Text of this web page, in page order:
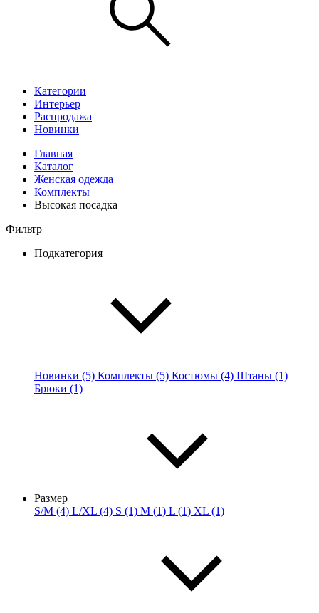
Категории
Интерьер
Распродажа
Новинки
Главная
Каталог
Женская одежда
Комплекты
Высокая посадка
Фильтр
Подкатегория
Новинки (5) Комплекты (5) Костюмы (4) Штаны (1)
Брюки (1)
Размер
S/M (4) L/XL (4) S (1) M (1) L (1) XL (1)